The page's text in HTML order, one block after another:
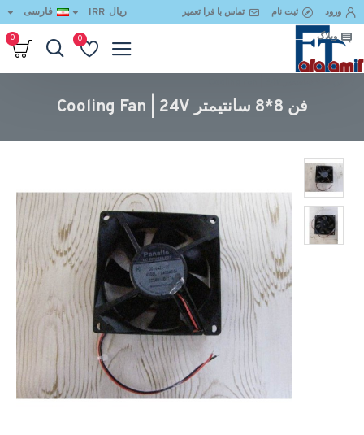
ورود ثبت نام تماس با فرا تعمیر
وبلاگ
ریال IRR فارسی
0
0
فن 8*8 سانتیمتر Cooling Fan | 24V